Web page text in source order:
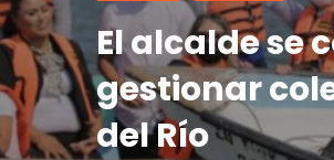
El alcalde se
gestionar
del Río